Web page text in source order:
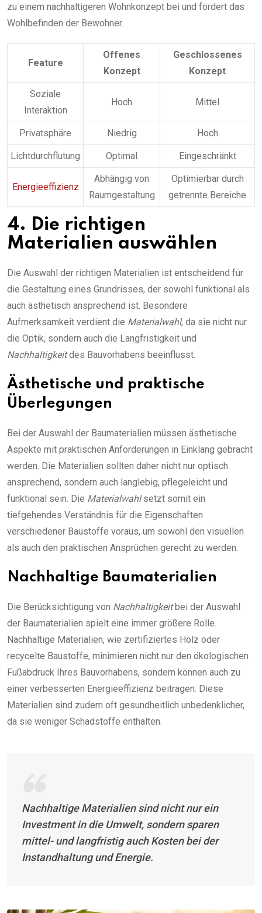
zu einem nachhaltigeren Wohnkonzept bei und fördert das
Wohlbefinden der Bewohner.
Feature
Offenes
Konzept
Geschlossenes
Konzept
Soziale
Interaktion
Hoch Mittel
Privatsphäre Niedrig Hoch
Lichtdurchflutung Optimal Eingeschränkt
Energieeffizienz
Abhängig von
Raumgestaltung
Optimierbar durch
getrennte Bereiche
4. Die richtigen
Materialien auswählen
Die Auswahl der richtigen Materialien ist entscheidend für
die Gestaltung eines Grundrisses, der sowohl funktional als
auch ästhetisch ansprechend ist. Besondere
Aufmerksamkeit verdient die Materialwahl, da sie nicht nur
die Optik, sondern auch die Langfristigkeit und
Nachhaltigkeitdes Bauvorhabens beeinflusst.
Ästhetische und praktische
Überlegungen
Bei der Auswahl der Baumaterialien müssen ästhetische
Aspekte mit praktischen Anforderungen in Einklang gebracht
werden. Die Materialien sollten daher nicht nur optisch
ansprechend, sondern auch langlebig, pflegeleicht und
funktional sein. Die Materialwahlsetzt somit ein
tiefgehendes Verständnis für die Eigenschaften
verschiedener Baustoffe voraus, um sowohl den visuellen
als auch den praktischen Ansprüchen gerecht zu werden.
Nachhaltige Baumaterialien
Die Berücksichtigung von Nachhaltigkeitbei der Auswahl
der Baumaterialien spielt eine immer größere Rolle.
Nachhaltige Materialien, wie zertifiziertes Holz oder
recycelte Baustoffe, minimieren nicht nur den ökologischen
Fußabdruck Ihres Bauvorhabens, sondern können auch zu
einer verbesserten Energieeffizienz beitragen. Diese
Materialien sind zudem oft gesundheitlich unbedenklicher,
da sie weniger Schadstoffe enthalten.
Nachhaltige Materialien sind nicht nur ein
Investment in die Umwelt, sondern sparen
mittel- und langfristig auch Kosten bei der
Instandhaltung und Energie.